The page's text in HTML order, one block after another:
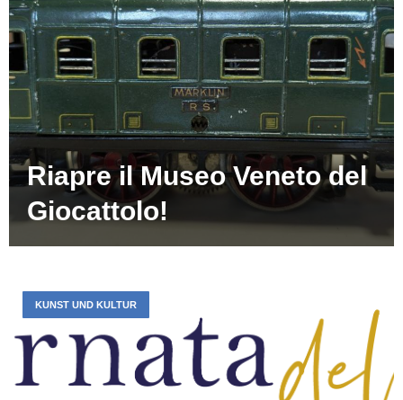
Riapre il Museo Veneto del
Giocattolo!
KUNST UND KULTUR